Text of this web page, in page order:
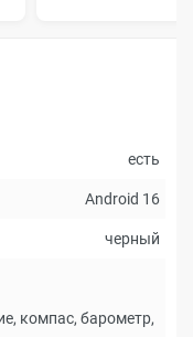
есть
Android 16
черный
компас, барометр,